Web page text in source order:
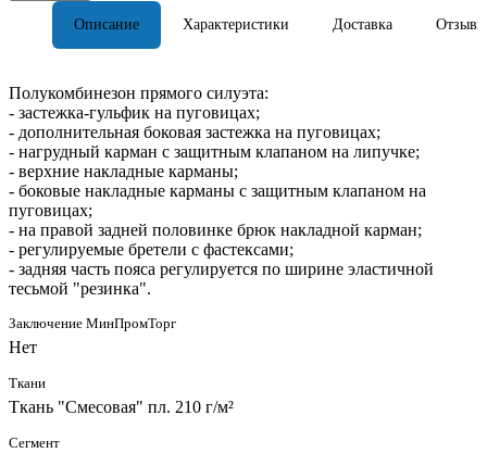
Описание Характеристики Доставка Отзывы
Полукомбинезон прямого силуэта:
- застежка-гульфик на пуговицах;
- дополнительная боковая застежка на пуговицах;
- нагрудный карман с защитным клапаном на липучке;
- верхние накладные карманы;
- боковые накладные карманы с защитным клапаном на
пуговицах;
- на правой задней половинке брюк накладной карман;
- регулируемые бретели с фастексами;
- задняя часть пояса регулируется по ширине эластичной
тесьмой "резинка".
Заключение МинПромТорг
Нет
Ткани
Ткань "Смесовая" пл. 210 г/м²
Сегмент